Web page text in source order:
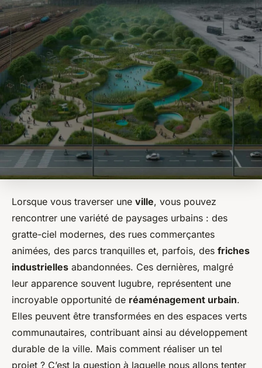
Lorsque vous traverser une ville, vous pouvez
rencontrer une variété de paysages urbains : des
gratte-ciel modernes, des rues commerçantes
animées, des parcs tranquilles et, parfois, des friches
industrielles abandonnées. Ces dernières, malgré
leur apparence souvent lugubre, représentent une
incroyable opportunité de réaménagement urbain.
Elles peuvent être transformées en des espaces verts
communautaires, contribuant ainsi au développement
durable de la ville. Mais comment réaliser un tel
projet ? C’est la question à laquelle nous allons tenter